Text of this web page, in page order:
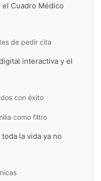
Cuadro Médico
de pedir cita
interactiva y el
con éxito
como filtro
la vida ya no